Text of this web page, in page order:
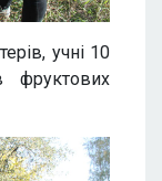
учні 10
фруктових